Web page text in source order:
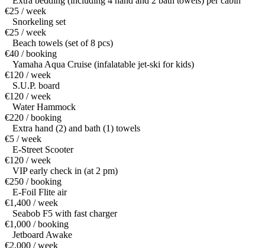
€25 / week
Snorkeling set
€25 / week
Beach towels (set of 8 pcs)
€40 / booking
Yamaha Aqua Cruise (infalatable jet-ski for kids)
€120 / week
S.U.P. board
€120 / week
Water Hammock
€220 / booking
Extra hand (2) and bath (1) towels
€5 / week
E-Street Scooter
€120 / week
VIP early check in (at 2 pm)
€250 / booking
E-Foil Flite air
€1,400 / week
Seabob F5 with fast charger
€1,000 / booking
Jetboard Awake
€2,000 / week